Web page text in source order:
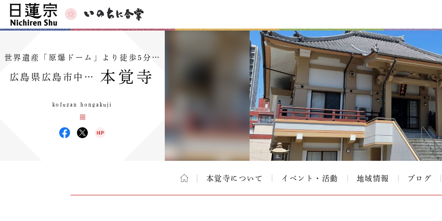
世界遺産「原爆ドーム」より徒歩5分…
広島県広島市中… 本覚寺
kofuzan hongakuji
本覚寺について イベント・活動 地域情報 ブログ